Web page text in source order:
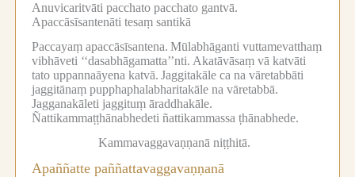
Anuvicaritvāti pacchato pacchato gantvā.
Apaccāsīsantenāti tesaṃ santikā
Paccayaṃ apaccāsīsantena. Mūlabhāganti vuttamevatthaṃ
vibhāveti ‘‘dasabhāgamatta’’nti. Akatāvāsaṃ vā katvāti
tato uppannaāyena katvā. Jaggitakāle ca na vāretabbāti
jaggitānaṃ pupphaphalabharitakāle na vāretabbā.
Jagganakāleti jaggituṃ āraddhakāle.
Ñattikammaṭṭhānabhedeti ñattikammassa ṭhānabhede.
Kammavaggavaṇṇanā niṭṭhitā.
Apaññatte paññattavaggavaṇṇanā